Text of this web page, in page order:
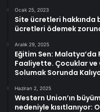
Ocak 25, 2023
Site ücretleri hakkında
ücretleri ödemek
Aralık 29, 2025
Eğitim Sen:
Faaliyette. Çocuklar ve
Solumak Sorunda
Haziran 2, 2025
Western Union’ın
nedeniyle kısıtlanıyor: